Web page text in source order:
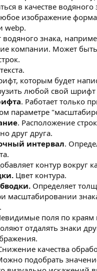
в качестве
изображение
webp.
водяного знака,
компании. Может
которым будет
любой свой
. Работает только
параметре
. Расположение строк
друг друга.
интервал.
контур вокруг
Цвет контура.
Определяет
масштабировании
поля по краям
отдалять знаки
качества
подобрать